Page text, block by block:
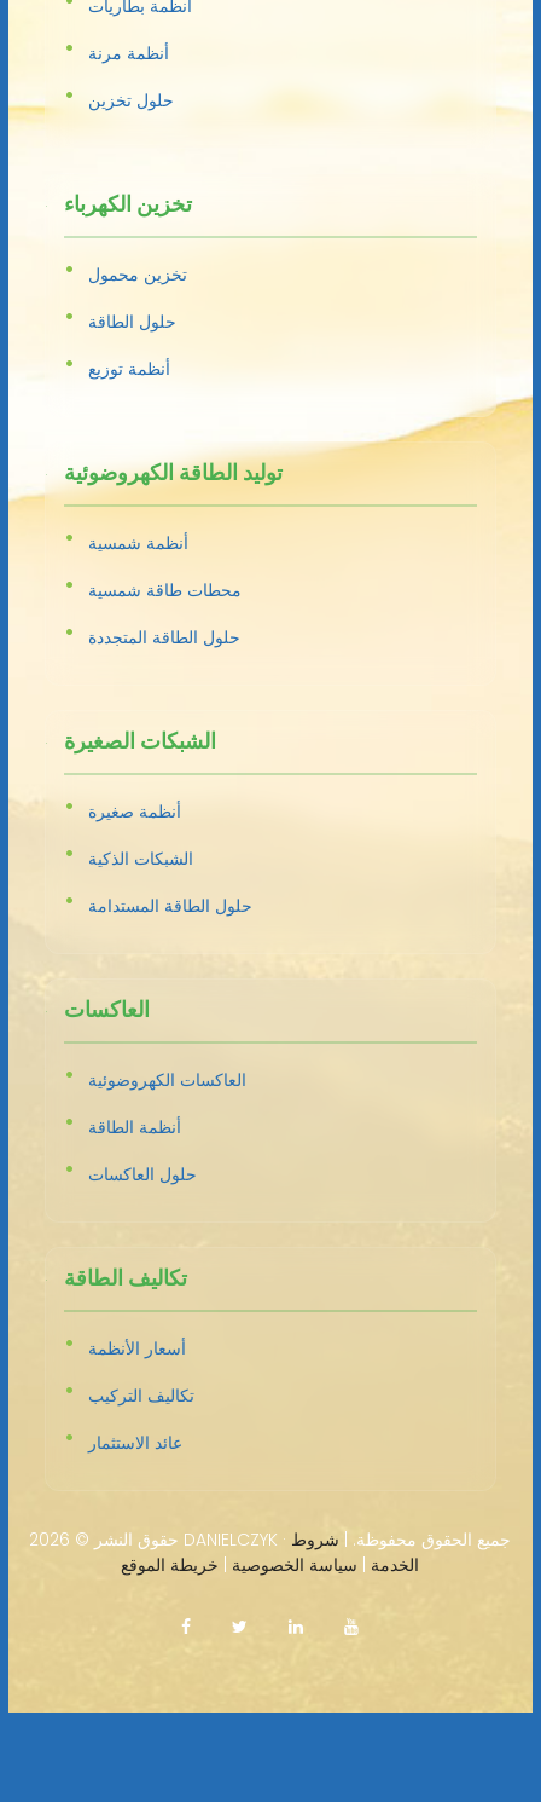
أنظمة بطاريات
أنظمة مرنة
حلول تخزين
تخزين الكهرباء
تخزين محمول
حلول الطاقة
أنظمة توزيع
توليد الطاقة الكهروضوئية
أنظمة شمسية
محطات طاقة شمسية
حلول الطاقة المتجددة
الشبكات الصغيرة
أنظمة صغيرة
الشبكات الذكية
حلول الطاقة المستدامة
العاكسات
العاكسات الكهروضوئية
أنظمة الطاقة
حلول العاكسات
تكاليف الطاقة
أسعار الأنظمة
تكاليف التركيب
عائد الاستثمار
حقوق النشر © 2026 DANIELCZYK · جميع الحقوق محفوظة. | شروط
الخدمة
سياسة الخصوصية خريطة الموقع